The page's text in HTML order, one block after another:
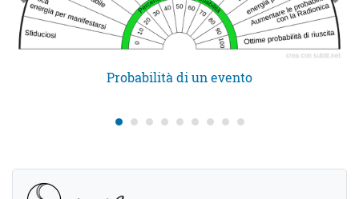
Probabilità di un evento